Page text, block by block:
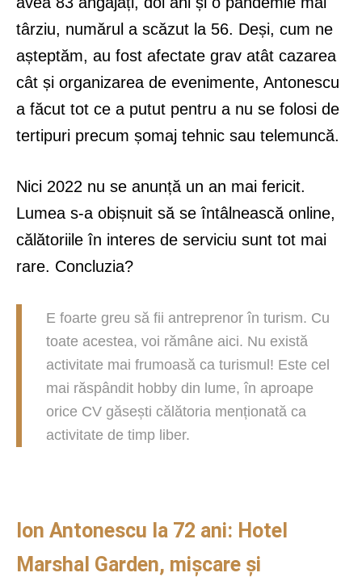
târziu, numărul a scăzut la 56. Deși, cum ne
așteptăm, au fost afectate grav atât cazarea
cât și organizarea de evenimente, Antonescu
a făcut tot ce a putut pentru a nu se folosi de
tertipuri precum șomaj tehnic sau telemuncă.
Nici 2022 nu se anunță un an mai fericit.
Lumea s-a obișnuit să se întâlnească online,
călătoriile în interes de serviciu sunt tot mai
rare. Concluzia?
E foarte greu să fii antreprenor în turism. Cu
toate acestea, voi rămâne aici. Nu există
activitate mai frumoasă ca turismul! Este cel
mai răspândit hobby din lume, în aproape
orice CV găsești călătoria menționată ca
activitate de timp liber.
Ion Antonescu la 72 ani: Hotel
Marshal Garden, mișcare și